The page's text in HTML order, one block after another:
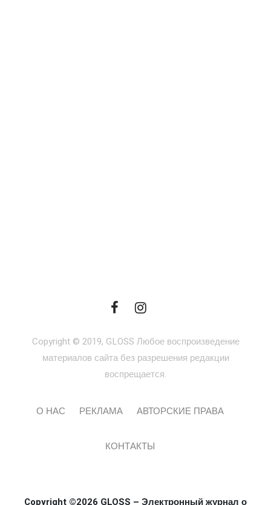
Copyright © 2019, GLOSS Любое воспроизведение
материалов сайта без разрешения редакции
воспрещается.
О НАС РЕКЛАМА АВТОРСКИЕ ПРАВА
КОНТАКТЫ
Copyright ©2026 GLOSS – Электронный журнал о